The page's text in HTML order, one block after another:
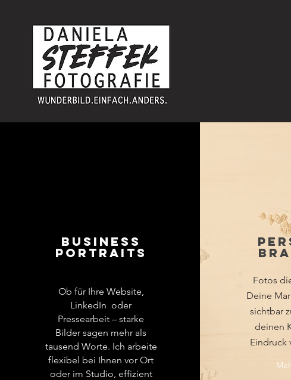
Business
Portraits
Ob für Ihre Website,
LinkedIn oder
Pressearbeit – starke
Bilder sagen mehr als
tausend Worte. Ich arbeite
flexibel bei Ihnen vor Ort
oder im Studio, effizient
Fotos
Deine
sichtbar
deinen
Eindruck